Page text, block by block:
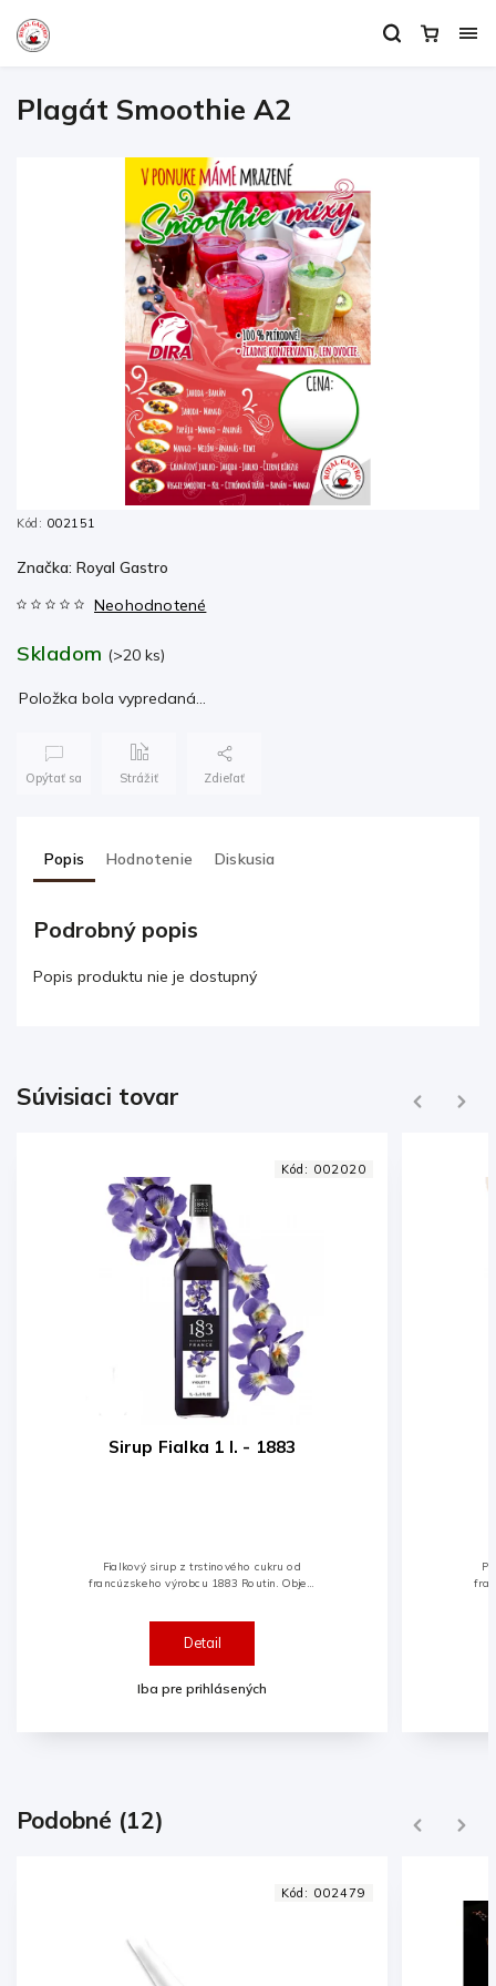
Plagát Smoothie A2
Kód: 002151
Neohodnotené
Značka: Royal Gastro
Skladom (>20 ks)
Položka bola vypredaná…
Opýtať sa Strážiť Zdieľať
Popis Hodnotenie Diskusia
Podrobný popis
Popis produktu nie je dostupný
Súvisiaci tovar Previous
Sirup Fialka 1 l. - 1883
Iba pre prihlásených
Detail
Fialkový sirup z trstinového cukru od
francúzskeho výrobcu 1883 Routin. Objem
prípravu domácej...
Kód: 002020
Next
Podobné (12) Previous
Kód: 002479
Next